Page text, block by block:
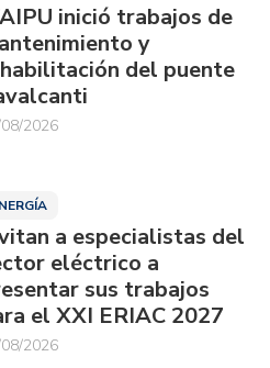
inició trabajos de
y
del puente
2026
a especialistas del
eléctrico a
sus trabajos
el XXI ERIAC 2027
2026